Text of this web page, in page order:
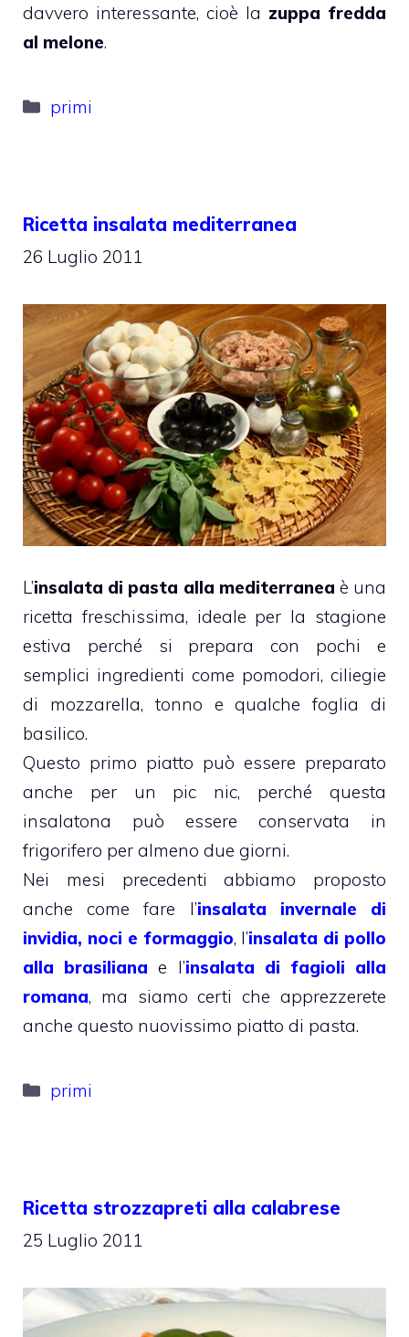
davvero interessante, cioè la zuppa fredda
al melone.
Categorie
primi
Ricetta insalata mediterranea
26 Luglio 2011
L’insalata di pasta alla mediterranea è una
ricetta freschissima, ideale per la stagione
estiva perché si prepara con pochi e
semplici ingredienti come pomodori, ciliegie
di mozzarella, tonno e qualche foglia di
basilico.
Questo primo piatto può essere preparato
anche per un pic nic, perché questa
insalatona può essere conservata in
frigorifero per almeno due giorni.
Nei mesi precedenti abbiamo proposto
anche come fare l’insalata invernale di
invidia, noci e formaggio, l’insalata di pollo
alla brasiliana e l’insalata di fagioli alla
romana, ma siamo certi che apprezzerete
anche questo nuovissimo piatto di pasta.
Categorie
primi
Ricetta strozzapreti alla calabrese
25 Luglio 2011